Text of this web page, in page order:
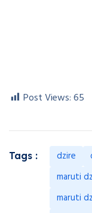
Post Views:65
Tags : dzire
maruti
maruti